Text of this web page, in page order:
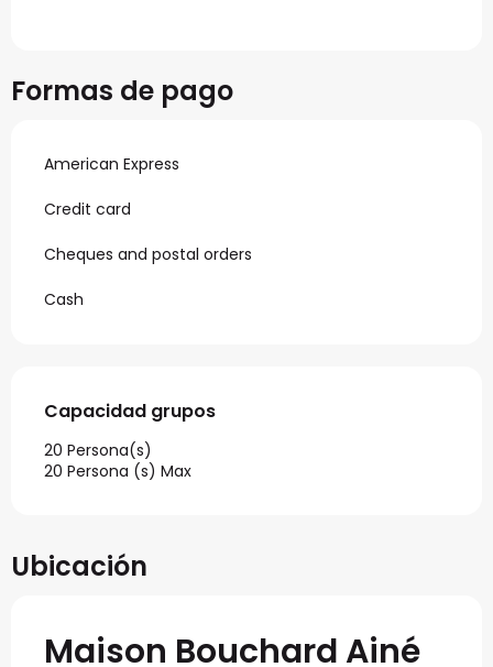
Formas de pago
American Express
Credit card
Cheques and postal orders
Cash
Capacidad grupos
Capacidad grupos
20 Persona(s)
20 Persona (s) Max
Ubicación
Maison Bouchard Ainé